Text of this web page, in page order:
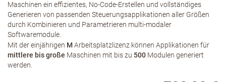
Maschinen ein effizientes, No-Code-Erstellen und vollständiges
Generieren von passenden Steuerungsapplikationen aller Größen
durch Kombinieren und Parametrieren multi-modaler
Softwaremodule.
Mit der einjährigen MArbeitsplatzlizenz können Applikationen für
mittlere bis große Maschinen mit bis zu 500 Modulen generiert
werden.